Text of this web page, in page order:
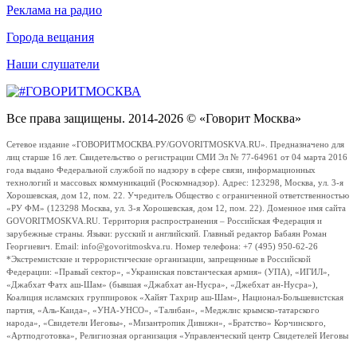
Реклама на радио
Города вещания
Наши слушатели
Все права защищены. 2014-2026 © «Говорит Москва»
Сетевое издание «ГОВОРИТМОСКВА.РУ/GOVORITMOSKVA.RU». Предназначено для
лиц старше 16 лет. Свидетельство о регистрации СМИ Эл № 77-64961 от 04 марта 2016
года выдано Федеральной службой по надзору в сфере связи, информационных
технологий и массовых коммуникаций (Роскомнадзор). Адрес: 123298, Москва, ул. 3-я
Хорошевская, дом 12, пом. 22. Учредитель Общество с ограниченной ответственностью
«РУ ФМ» (123298 Москва, ул. 3-я Хорошевская, дом 12, пом. 22). Доменное имя сайта
GOVORITMOSKVA.RU. Территория распространения – Российская Федерация и
зарубежные страны. Языки: русский и английский. Главный редактор Бабаян Роман
Георгиевич. Email: info@govoritmoskva.ru. Номер телефона: +7 (495) 950-62-26
*Экстремистские и террористические организации, запрещенные в Российской
Федерации: «Правый сектор», «Украинская повстанческая армия» (УПА), «ИГИЛ»,
«Джабхат Фатх аш-Шам» (бывшая «Джабхат ан-Нусра», «Джебхат ан-Нусра»),
Коалиция исламских группировок «Хайят Тахрир аш-Шам», Национал-Большевистская
партия, «Аль-Каида», «УНА-УНСО», «Талибан», «Меджлис крымско-татарского
народа», «Свидетели Иеговы», «Мизантропик Дивижн», «Братство» Корчинского,
«Артподготовка», Религиозная организация «Управленческий центр Свидетелей Иеговы